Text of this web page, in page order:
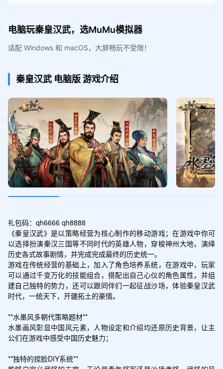
电脑玩秦皇汉武，选MuMu模拟器
适配 Windows 和 macOS，大屏畅玩不受限！
秦皇汉武 电脑版游戏介绍
礼包码：qh6666 qh8888
《秦皇汉武》是以策略经营为核心制作的移动游戏；在游戏中你可
以选择扮演秦汉三国等不同时代的英雄人物，穿梭神州大地，演绎
历史各式故事剧情，并完成完成最终的历史统一。
游戏在传统经营的基础上，加入了角色培养系统，在游戏中，玩家
可以通过千变万化的技能组合，搭配出自己心仪的角色属性，并组
建自己独特的势力，还可以跟同伴们一起征战沙场，体验秦皇汉武
时代，一统天下，开疆拓土的豪情。
**水墨风多朝代策略题材**
水墨画风彰显中国风元素，人物设定和介绍均还原历史背景，让主
公们在游戏中感受中国历史魅力；
**独特的捏脸DIY系统**